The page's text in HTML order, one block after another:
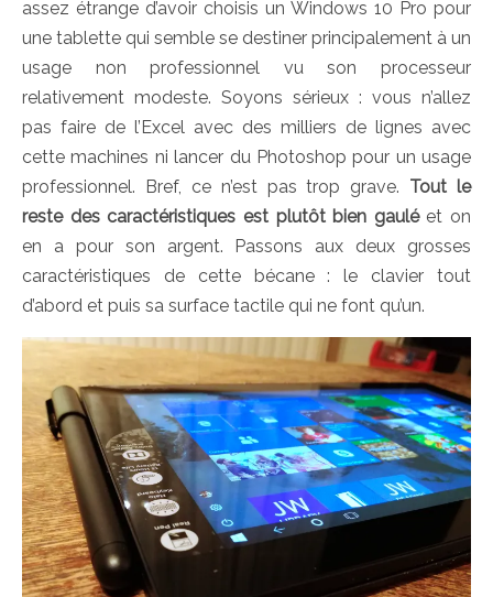
assez étrange d’avoir choisis un Windows 10 Pro pour
une tablette qui semble se destiner principalement à un
usage non professionnel vu son processeur
relativement modeste. Soyons sérieux : vous n’allez
pas faire de l’Excel avec des milliers de lignes avec
cette machines ni lancer du Photoshop pour un usage
professionnel. Bref, ce n’est pas trop grave. Tout le
reste des caractéristiques est plutôt bien gauléet on
en a pour son argent. Passons aux deux grosses
caractéristiques de cette bécane : le clavier tout
d’abord et puis sa surface tactile qui ne font qu’un.